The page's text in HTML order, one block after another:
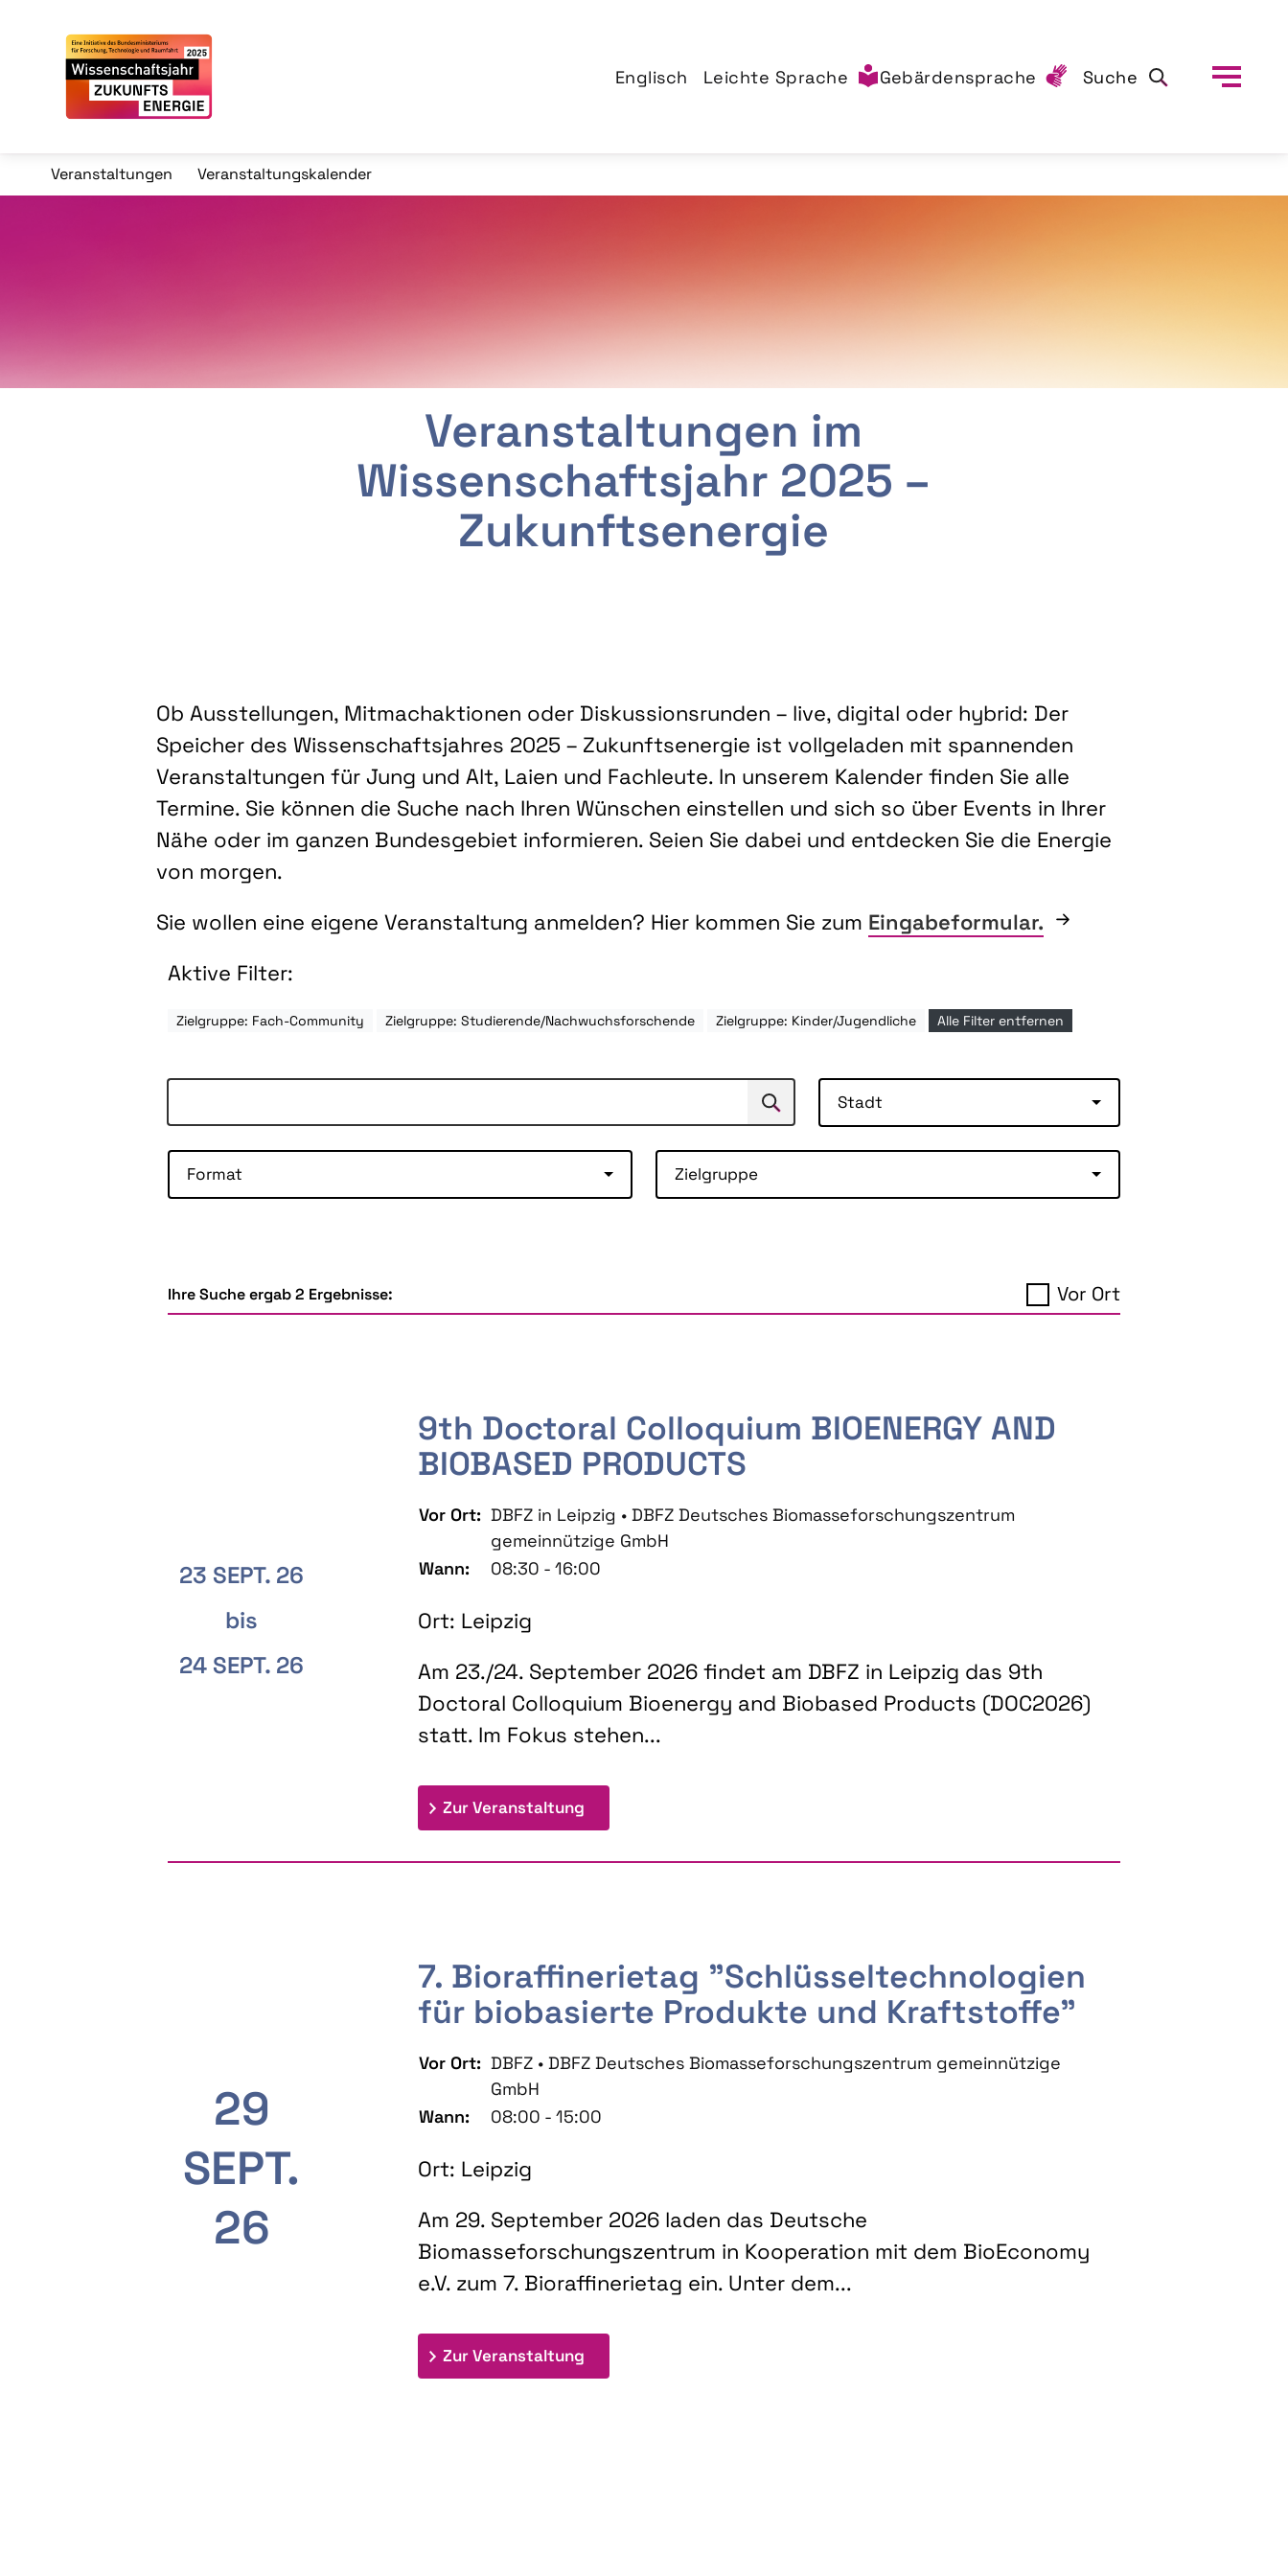
Englisch Leichte Sprache Gebärdensprache Suche
Veranstaltungen Veranstaltungskalender
Veranstaltungen im
Wissenschaftsjahr 2025 –
Zukunftsenergie
Ob Ausstellungen, Mitmachaktionen oder Diskussionsrunden – live, digital oder hybrid: Der
Speicher des Wissenschaftsjahres 2025 – Zukunftsenergie ist vollgeladen mit spannenden
Veranstaltungen für Jung und Alt, Laien und Fachleute. In unserem Kalender finden Sie alle
Termine. Sie können die Suche nach Ihren Wünschen einstellen und sich so über Events in Ihrer
Nähe oder im ganzen Bundesgebiet informieren. Seien Sie dabei und entdecken Sie die Energie
von morgen.
Sie wollen eine eigene Veranstaltung anmelden? Hier kommen Sie zum Eingabeformular.
Aktive Filter:
Zielgruppe: Fach-Community Zielgruppe: Studierende/Nachwuchsforschende Zielgruppe: Kinder/Jugendliche Alle Filter entfernen
Suchen Stadt
Format Zielgruppe
Ihre Suche ergab 2 Ergebnisse: Vor Ort
23 SEPT. 26
bis
24 SEPT. 26
9th Doctoral Colloquium BIOENERGY AND
BIOBASED PRODUCTS
Vor Ort: DBFZ in Leipzig • DBFZ Deutsches Biomasseforschungszentrum
gemeinnützige GmbH
Wann:
08:30 - 16:00
Ort: Leipzig
Am 23./24. September 2026 findet am DBFZ in Leipzig das 9th
Doctoral Colloquium Bioenergy and Biobased Products (DOC2026)
statt. Im Fokus stehen...
Zur Veranstaltung: 9th Doctoral Colloquium BIOENERGY AND BIOBASED PRODUCTS
29
SEPT.
26
7. Bioraffinerietag "Schlüsseltechnologien
für biobasierte Produkte und Kraftstoffe"
Vor Ort: DBFZ • DBFZ Deutsches Biomasseforschungszentrum gemeinnützige
GmbH
Wann:
08:00 - 15:00
Ort: Leipzig
Am 29. September 2026 laden das Deutsche
Biomasseforschungszentrum in Kooperation mit dem BioEconomy
e.V. zum 7. Bioraffinerietag ein. Unter dem...
Zur Veranstaltung: 7. Bioraffinerietag "Schlüsseltechnologien für biobasierte Produkte und Kraftstoffe"